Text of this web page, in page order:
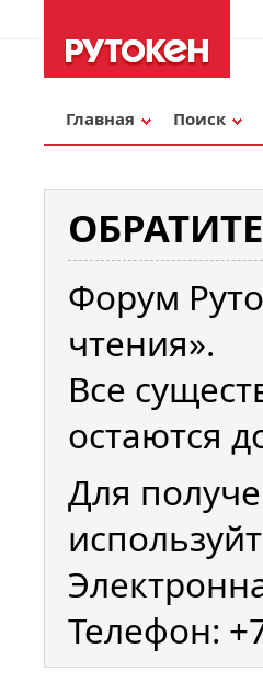
Главная Поиск
Форум
чтения».
Все
остаются
Для
Телефон: